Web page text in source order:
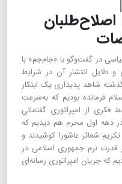
در گفت‌وگو با «جام‌جم» با
و دلایل انتشار آن در شرایط
شاهد پدیداری یک ابتکار
فرمانده بودیم که به‌سرعت
فکری از امپراتوری گفتمانی
دهه اول محرم هم دیدیم که
شعائر عاشورا کوشیدند و
قدرت نرم جمهوری اسلامی در
که جریان امپراتوری رسانه‌ای